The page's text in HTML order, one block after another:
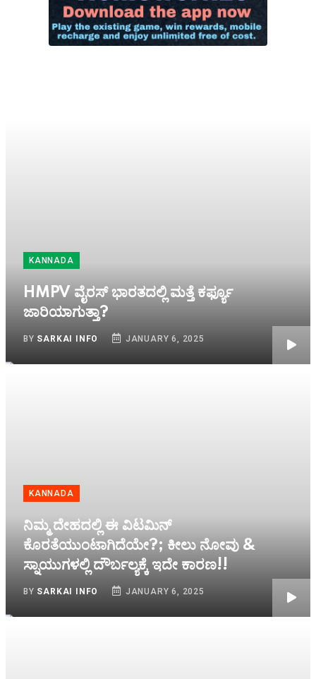
KANNADA
HMPV ವೈರಸ್ ಭಾರತದಲ್ಲಿ ಮತ್ತೆ ಕರ್ಫ್ಯೂ
ಜಾರಿಯಾಗುತ್ತಾ?
BY SARKAI INFO JANUARY 6, 2025
KANNADA
ನಿಮ್ಮ ದೇಹದಲ್ಲಿ ಈ ವಿಟಮಿನ್
ಕೊರತೆಯುಂಟಾಗಿದೆಯೇ?; ಕೀಲು ನೋವು &
ಸ್ನಾಯುಗಳಲ್ಲಿ ದೌರ್ಬಲ್ಯಕ್ಕೆ ಇದೇ ಕಾರಣ!!
BY SARKAI INFO JANUARY 6, 2025